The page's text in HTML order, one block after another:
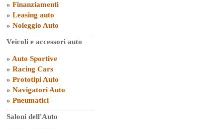
» Finanziamenti
» Leasing auto
» Noleggio Auto
Veicoli e accessori auto
» Auto Sportive
» Racing Cars
» Prototipi Auto
» Navigatori Auto
» Pneumatici
Saloni dell'Auto